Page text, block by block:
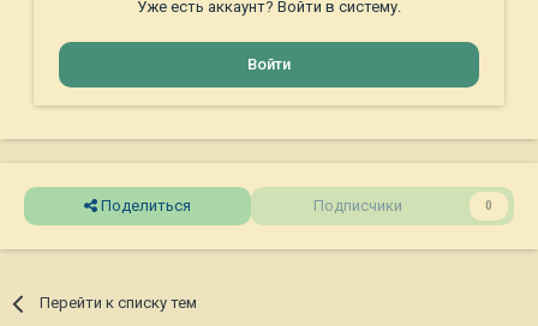
Уже есть аккаунт? Войти в систему.
Войти
Поделиться Подписчики 0
Перейти к списку тем